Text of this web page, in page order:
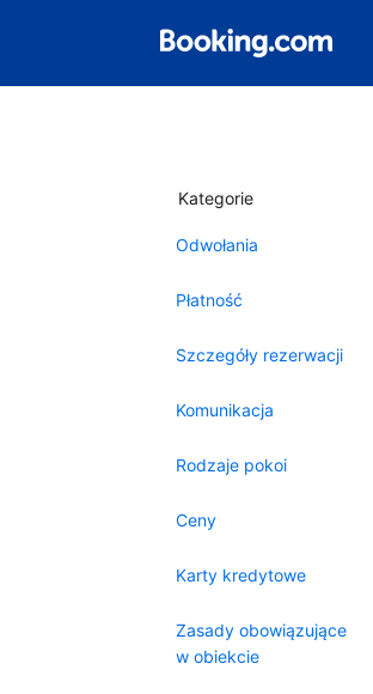
Kategorie
Odwołania
Płatność
Szczegóły rezerwacji
Komunikacja
Rodzaje pokoi
Ceny
Karty kredytowe
Zasady obowiązujące
w obiekcie